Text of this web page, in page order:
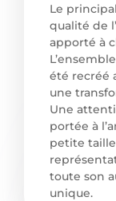
Le
qualité de
apporté à
été recréé
une
Une
portée à
petite
toute son
unique.